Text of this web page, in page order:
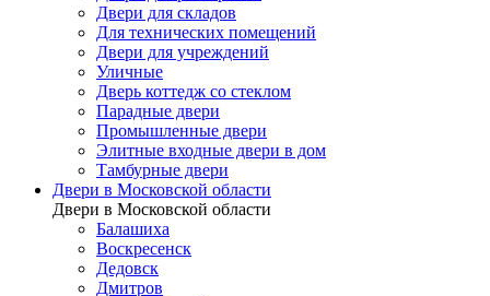
Двери для складов
Для технических помещений
Двери для учреждений
Уличные
Дверь коттедж со стеклом
Парадные двери
Промышленные двери
Элитные входные двери в дом
Тамбурные двери
Двери в Московской области
Двери в Московской области
Балашиха
Воскресенск
Дедовск
Дмитров